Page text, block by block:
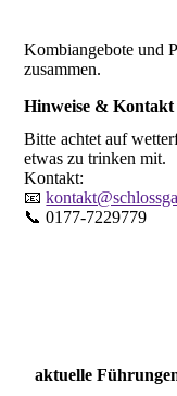
Kombiangebote und
zusammen.
Hinweise & Kontakt
Bitte achtet auf
etwas zu trinken mit.
Kontakt:
📧
📞 0177-7229779
aktuelle